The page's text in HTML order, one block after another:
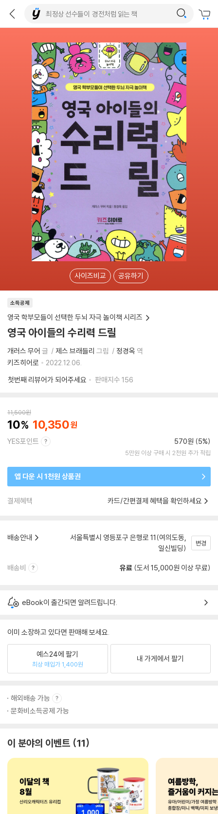
사이즈비교 공유하기
소득공제
영국 학부모들이 선택한 두뇌 자극 놀이책 시리즈
영국 아이들의 수리력 드릴
개러스 무어 글 제스 브래들리 그림 정경옥 역
키즈히어로
2022.12.06.
첫번째 리뷰어가 되어주세요
판매지수 156
11,500원
10 10,350
YES포인트 570원 (5%)
5만원 이상 구매 시 2천원 추가 적립
앱 다운 시 1천원 상품권
결제혜택 카드/간편결제 혜택을 확인하세요
배송안내
서울특별시 영등포구 은행로 11(여의도동,
일신빌딩)
변경
배송비 유료 (도서 15,000원 이상 무료)
eBook이 출간되면 알려드립니다.
이미 소장하고 있다면 판매해 보세요.
예스24에 팔기
최상 매입가 1,400원
내 가게에서 팔기
해외배송 가능
문화비소득공제 가능
이 분야의 이벤트 11